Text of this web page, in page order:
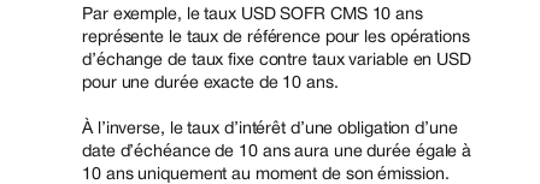
Par exemple, le taux USD SOFR CMS 10 ans
représente le taux de référence pour les opérations
d’échange de taux fixe contre taux variable en USD
pour une durée exacte de 10 ans.
À l’inverse, le taux d’intérêt d’une obligation d’une
date d’échéance de 10 ans aura une durée égale à
10 ans uniquement au moment de son émission.